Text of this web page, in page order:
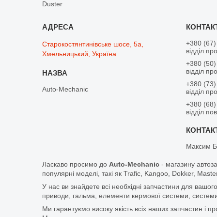
Duster
Старокостянтинівське шосе, 5а,
Хмельницький, Україна
Auto-Mechanic
+380
відділ
+380
відділ
+380
відділ
+380
відділ
Максим
Ласкаво просимо до Auto-Mechanic - магазину
популярні моделі, такі як Trafic, Kangoo, Dokker,
У нас ви знайдете всі необхідні запчастини для
приводи, гальма, елементи кермової системи,
Ми гарантуємо високу якість всіх наших запчастин